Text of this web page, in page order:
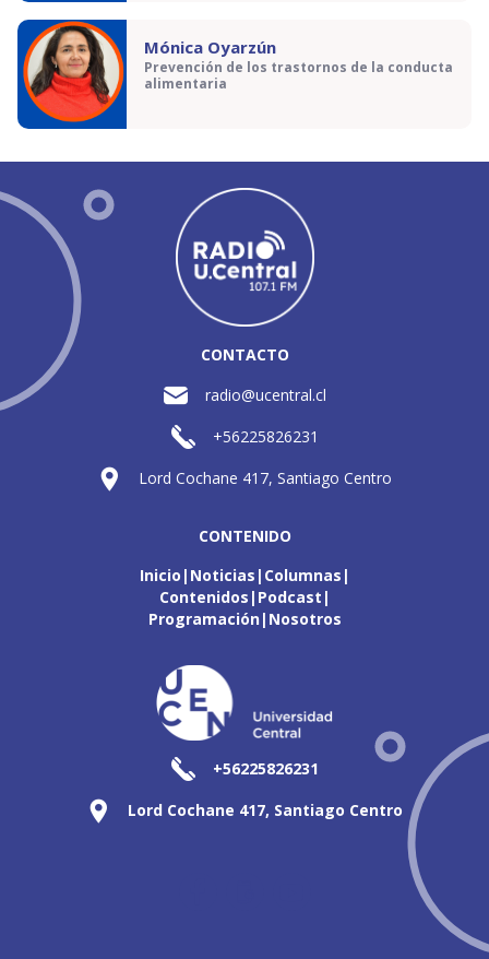
Mónica Oyarzún
Prevención de los trastornos de la conducta
alimentaria
CONTACTO
radio@ucentral.cl
+56225826231
Lord Cochane 417, Santiago Centro
CONTENIDO
Inicio Noticias Columnas
Contenidos Podcast
Programación Nosotros
+56225826231
Lord Cochane 417, Santiago Centro